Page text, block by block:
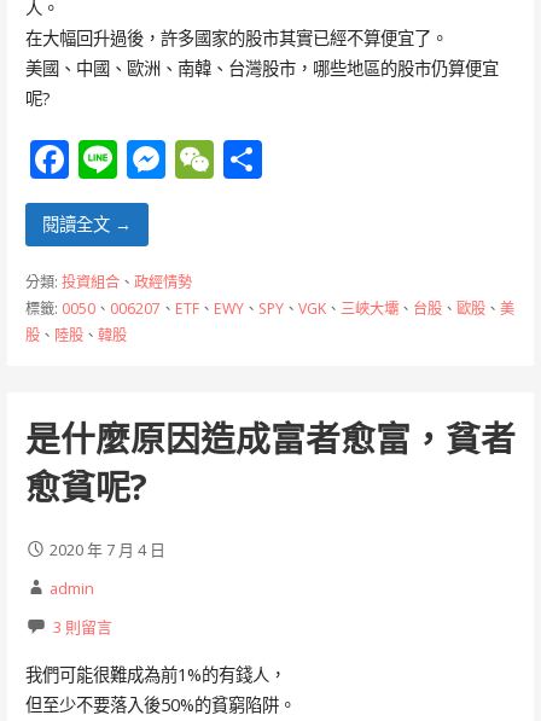
人。
在大幅回升過後，許多國家的股市其實已經不算便宜了。
美國、中國、歐洲、南韓、台灣股市，哪些地區的股市仍算便宜
呢?
F
ac
e
b
o
o
Li
n
e
M
e
n
W
at
分
閱讀全文 →
分類: 投資組合、 政經情勢
標籤: 0050、 006207 、 ETF、 EWY、 SPY、 VGK、 三峽大壩、 台股、 歐股、 美
股、 陸股、 韓股
是什麼原因造成富者愈富，貧者
愈貧呢?
2020 年 7 月 4 日
admin
3 則留言
我們可能很難成為前1%的有錢人，
但至少不要落入後50%的貧窮陷阱。